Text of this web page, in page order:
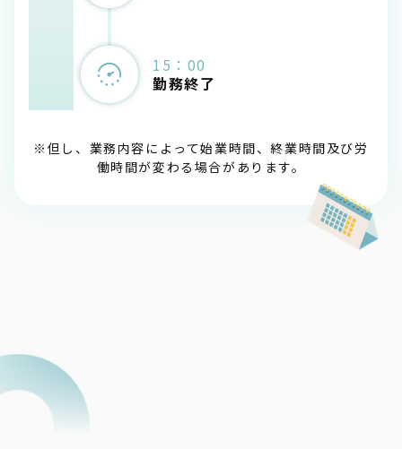
15：00
勤務終了
※但し、業務内容によって始業時間、終業時間及び労
働時間が変わる場合があります。